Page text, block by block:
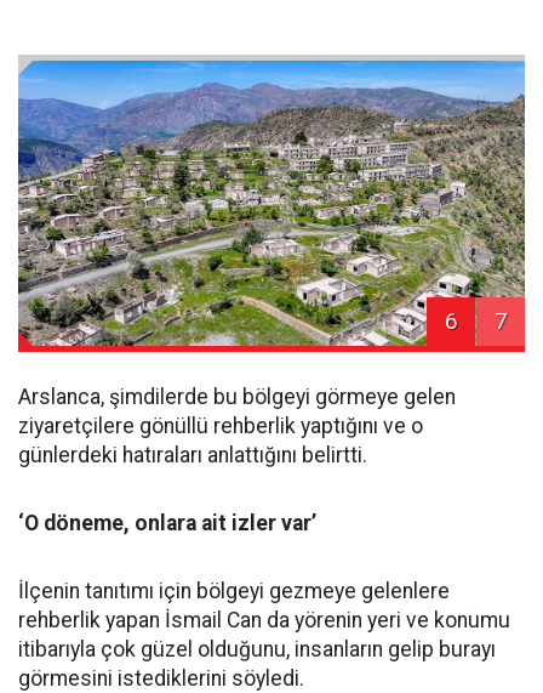
6 7
Arslanca, şimdilerde bu bölgeyi görmeye gelen
ziyaretçilere gönüllü rehberlik yaptığını ve o
günlerdeki hatıraları anlattığını belirtti.
‘O döneme, onlara ait izler var’
İlçenin tanıtımı için bölgeyi gezmeye gelenlere
rehberlik yapan İsmail Can da yörenin yeri ve konumu
itibarıyla çok güzel olduğunu, insanların gelip burayı
görmesini istediklerini söyledi.